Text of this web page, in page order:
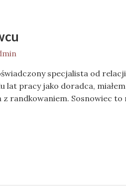
specjalista od
lat pracy jako doradca,
randkowaniem. Sosnowiec to